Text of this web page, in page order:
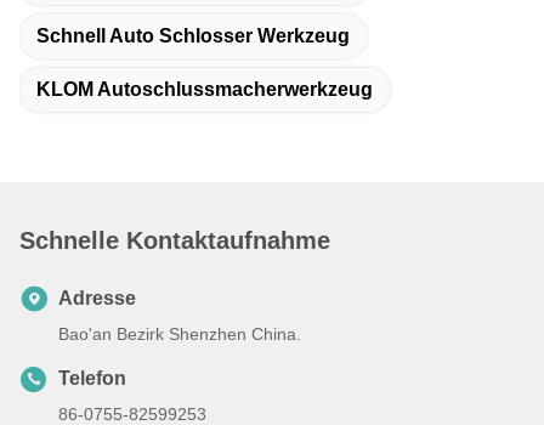
Schnell Auto Schlosser Werkzeug
KLOM Autoschlussmacherwerkzeug
Schnelle Kontaktaufnahme
Adresse
Bao'an Bezirk Shenzhen China.
Telefon
86-0755-82599253